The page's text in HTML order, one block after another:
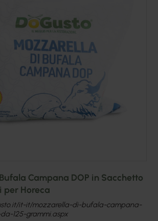
Campana DOP in Sacchetto
per Horeca
it-it/mozzarella-di-bufala-campana-
125-grammi.aspx